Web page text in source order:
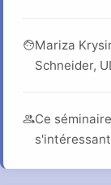
faceMariza
Schneider,
groupCe